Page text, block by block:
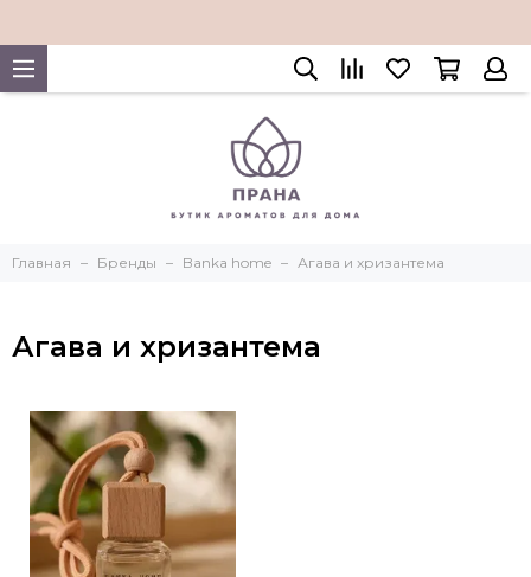
Главная Бренды Banka home Агава и хризантема
Агава и хризантема